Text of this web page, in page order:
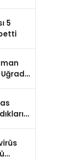
5